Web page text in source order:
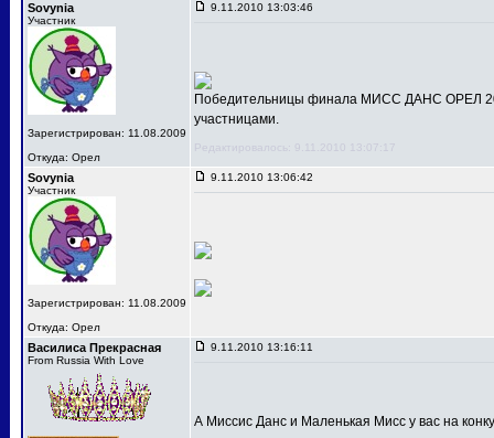
Sovynia
Участник
Зарегистрирован: 11.08.2009
Откуда: Орел
9.11.2010 13:03:46
Победительницы финала МИСС ДАНС ОРЕЛ
участницами.
Редактировалось: 9.11.2010 13:07:17
Sovynia
Участник
Зарегистрирован: 11.08.2009
Откуда: Орел
9.11.2010 13:06:42
Василиса Прекрасная
From Russia With Love
9.11.2010 13:16:11
А Миссис Данс и Маленькая Мисс у вас на